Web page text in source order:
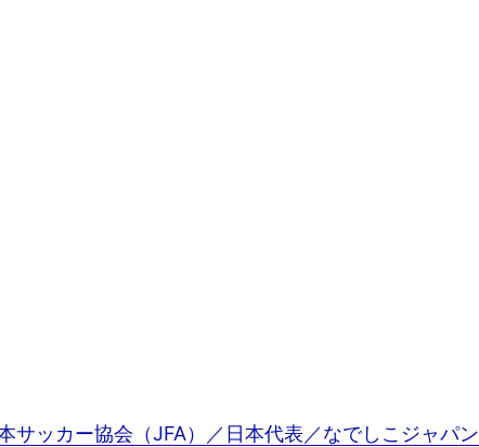
ッカー協会（JFA）／日本代表／なでしこジャパン